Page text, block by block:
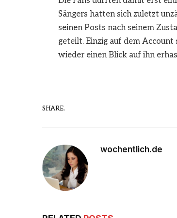
Sängers hatten sich zuletzt
seinen Posts nach seinem
geteilt. Einzig auf dem
wieder einen Blick auf ihn
SHARE.
wochentlich.de